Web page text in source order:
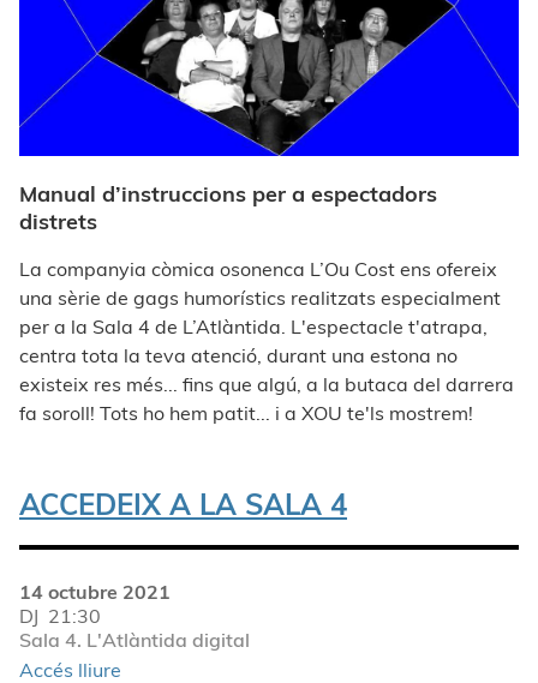
Manual d’instruccions per a espectadors
distrets
La companyia còmica osonenca L’Ou Cost ens ofereix
una sèrie de gags humorístics realitzats especialment
per a la Sala 4 de L’Atlàntida. L'espectacle t'atrapa,
centra tota la teva atenció, durant una estona no
existeix res més... fins que algú, a la butaca del darrera
fa soroll! Tots ho hem patit... i a XOU te'ls mostrem!
ACCEDEIX A LA SALA 4
14 octubre 2021
DJ 21:30
Sala 4. L'Atlàntida digital
Accés lliure